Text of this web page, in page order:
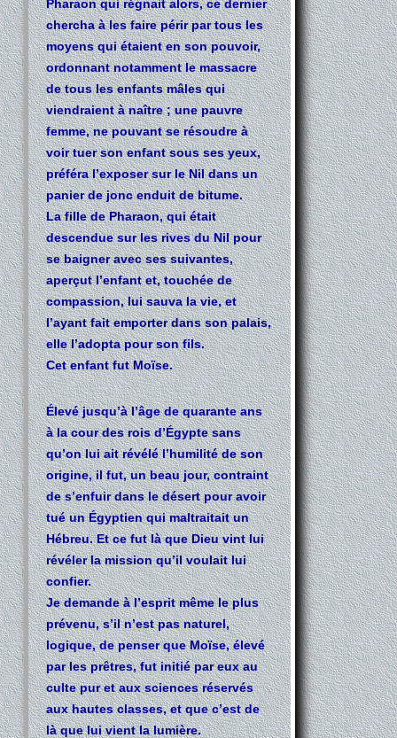
Pharaon qui régnait alors, ce dernier
chercha à les faire périr par tous les
moyens qui étaient en son pouvoir,
ordonnant notamment le massacre
de tous les enfants mâles qui
viendraient à naître ; une pauvre
femme, ne pouvant se résoudre à
voir tuer son enfant sous ses yeux,
préféra l’exposer sur le Nil dans un
panier de jonc enduit de bitume.
La fille de Pharaon, qui était
descendue sur les rives du Nil pour
se baigner avec ses suivantes,
aperçut l’enfant et, touchée de
compassion, lui sauva la vie, et
l’ayant fait emporter dans son palais,
elle l’adopta pour son fils.
Cet enfant fut Moïse.
Élevé jusqu’à l’âge de quarante ans
à la cour des rois d’Égypte sans
qu’on lui ait révélé l’humilité de son
origine, il fut, un beau jour, contraint
de s’enfuir dans le désert pour avoir
tué un Égyptien qui maltraitait un
Hébreu. Et ce fut là que Dieu vint lui
révéler la mission qu’il voulait lui
confier.
Je demande à l’esprit même le plus
prévenu, s’il n’est pas naturel,
logique, de penser que Moïse, élevé
par les prêtres, fut initié par eux au
culte pur et aux sciences réservés
aux hautes classes, et que c’est de
là que lui vient la lumière.